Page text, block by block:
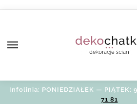
Infolinia: PONIEDZIAŁEK — PIĄTEK:
71 81